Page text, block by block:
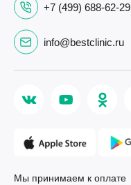
+7 (499) 688-62-29
info@bestclinic.ru
Мы принимаем к оплате